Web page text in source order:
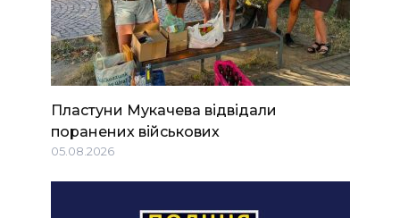
Пластуни Мукачева відвідали
поранених військових
05.08.2026